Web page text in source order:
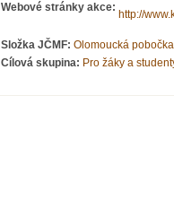
Webové stránky akce:
http://
Složka JČMF: Olomoucká pobočka
Cílová skupina: Pro žáky a